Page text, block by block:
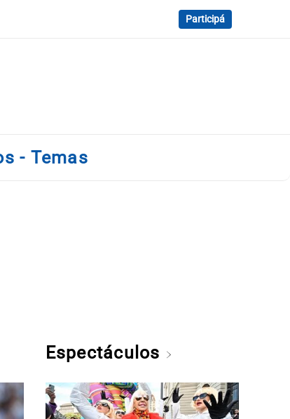
Participá
- Temas
Espectáculos